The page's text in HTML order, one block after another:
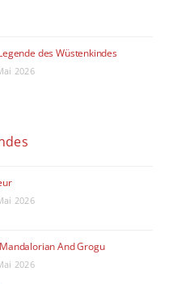
des Wüstenkindes
2026
2026
And Grogu
2026